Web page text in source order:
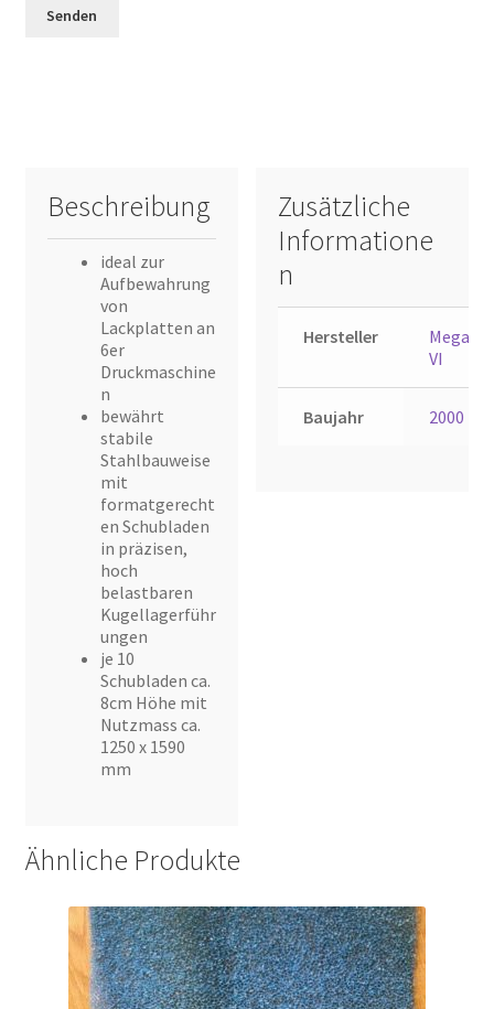
Beschreibung
ideal zur
Aufbewahrung
von
Lackplatten an
6er
Druckmaschine
n
bewährt
stabile
Stahlbauweise
mit
formatgerecht
en Schubladen
in präzisen,
hoch
belastbaren
Kugellagerführ
ungen
je 10
Schubladen ca.
8cm Höhe mit
Nutzmass ca.
1250 x 1590
mm
Zusätzliche
Informatione
n
Hersteller
VI
Baujahr 2000
Ähnliche Produkte